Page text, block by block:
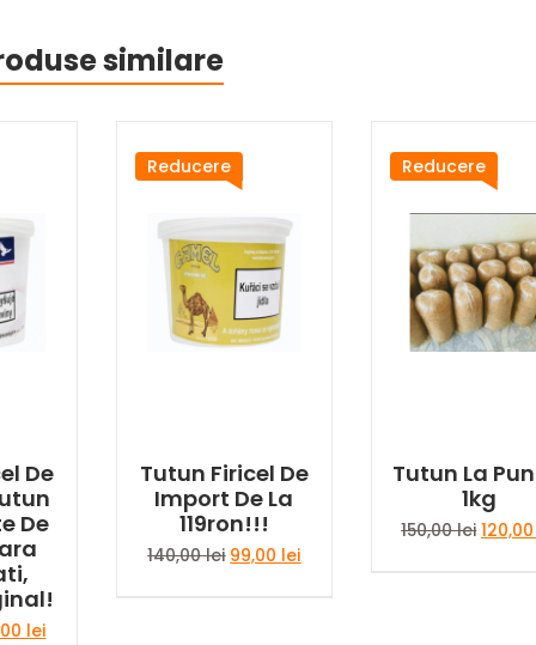
similare
De
De
leiPrețul
Reducere
Tutun Firicel De
Import De La
119ron!!!
140,00lei Prețul
99,00 leiPrețul
Reducere
Tutun La
1kg
150,00leiPrețul